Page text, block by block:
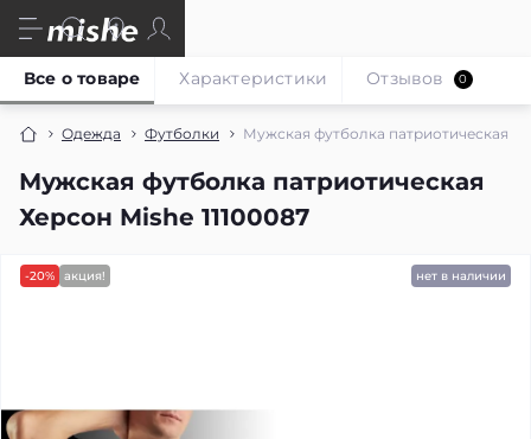
Одежда Футболки Мужская футболка патриотическая
Мужская футболка патриотическая
Херсон Mishe 11100087
Все о товаре Характеристики Отзывов 0
-20% акция! нет в наличии